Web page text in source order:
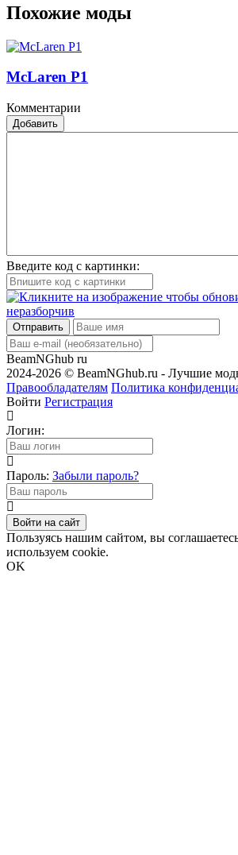
Похожие моды
McLaren P1
Комментарии
Добавить
Введите код с картинки:
Отправить
BeamNGhub ru
2024-2026 © BeamNGhub.ru - Лучшие
Правообладателям Политика
Войти Регистрация
Логин:
Пароль: Забыли пароль?
Войти на сайт
Пользуясь нашим сайтом, вы
используем cookie.
OK